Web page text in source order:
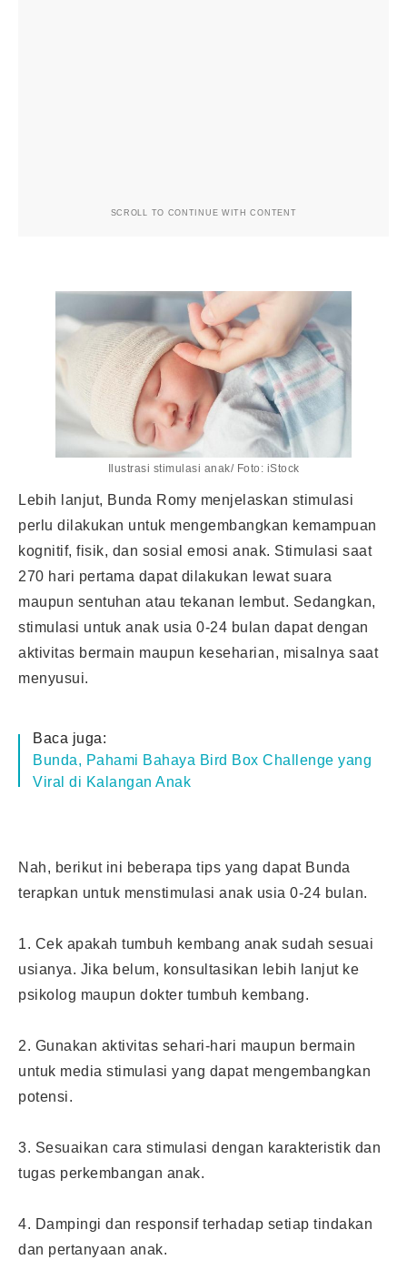
SCROLL TO CONTINUE WITH CONTENT
Ilustrasi stimulasi anak/ Foto: iStock
Lebih lanjut, Bunda Romy menjelaskan stimulasi
perlu dilakukan untuk mengembangkan kemampuan
kognitif, fisik, dan sosial emosi anak. Stimulasi saat
270 hari pertama dapat dilakukan lewat suara
maupun sentuhan atau tekanan lembut. Sedangkan,
stimulasi untuk anak usia 0-24 bulan dapat dengan
aktivitas bermain maupun keseharian, misalnya saat
menyusui.
Baca juga:
Bunda, Pahami Bahaya Bird Box Challenge yang
Viral di Kalangan Anak
Nah, berikut ini beberapa tips yang dapat Bunda
terapkan untuk menstimulasi anak usia 0-24 bulan.
1. Cek apakah tumbuh kembang anak sudah sesuai
usianya. Jika belum, konsultasikan lebih lanjut ke
psikolog maupun dokter tumbuh kembang.
2. Gunakan aktivitas sehari-hari maupun bermain
untuk media stimulasi yang dapat mengembangkan
potensi.
3. Sesuaikan cara stimulasi dengan karakteristik dan
tugas perkembangan anak.
4. Dampingi dan responsif terhadap setiap tindakan
dan pertanyaan anak.